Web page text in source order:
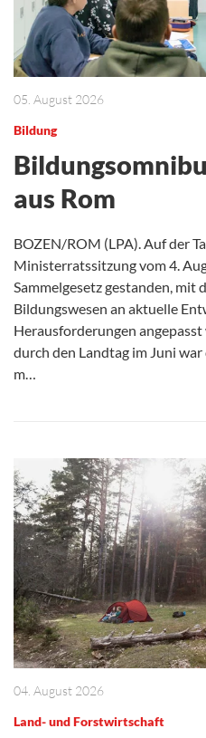
05. August 2026
Bildung
aus Rom
BOZEN/ROM (LPA). Auf der
Ministerratssitzung vom 4.
Sammelgesetz gestanden, mit
Bildungswesen an aktuelle
Herausforderungen
durch den Landtag im Juni
m…
04. August 2026
Land- und Forstwirtschaft